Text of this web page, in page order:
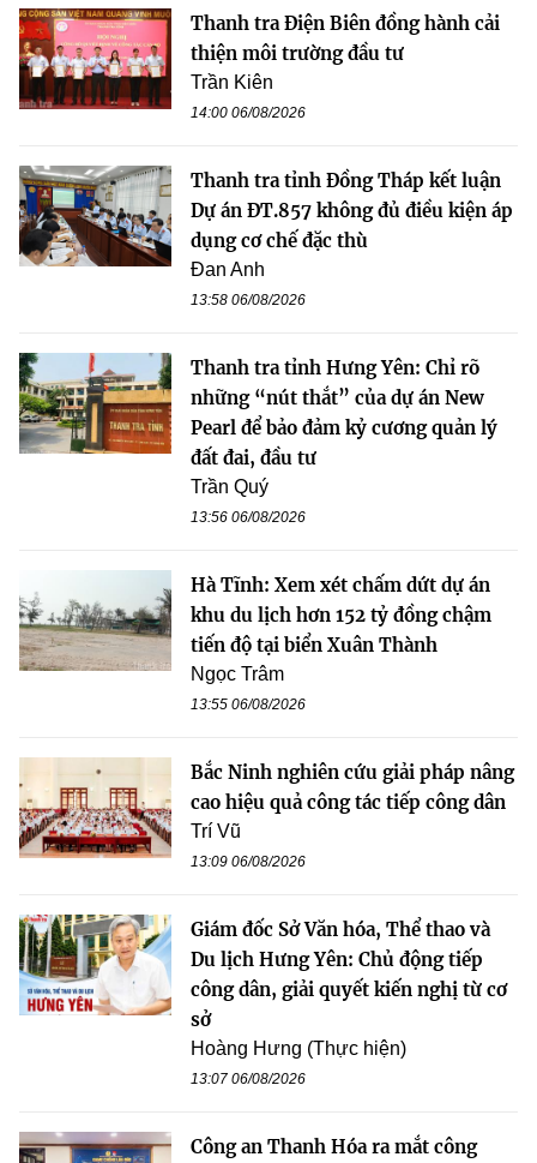
Thanh tra Điện Biên đồng hành cải
thiện môi trường đầu tư
Trần Kiên
14:00 06/08/2026
Thanh tra tỉnh Đồng Tháp kết luận
Dự án ĐT.857 không đủ điều kiện áp
dụng cơ chế đặc thù
Đan Anh
13:58 06/08/2026
Thanh tra tỉnh Hưng Yên: Chỉ rõ
những “nút thắt” của dự án New
Pearl để bảo đảm kỷ cương quản lý
đất đai, đầu tư
Trần Quý
13:56 06/08/2026
Hà Tĩnh: Xem xét chấm dứt dự án
khu du lịch hơn 152 tỷ đồng chậm
tiến độ tại biển Xuân Thành
Ngọc Trâm
13:55 06/08/2026
Bắc Ninh nghiên cứu giải pháp nâng
cao hiệu quả công tác tiếp công dân
Trí Vũ
13:09 06/08/2026
Giám đốc Sở Văn hóa, Thể thao và
Du lịch Hưng Yên: Chủ động tiếp
công dân, giải quyết kiến nghị từ cơ
sở
Hoàng Hưng (Thực hiện)
13:07 06/08/2026
Công an Thanh Hóa ra mắt công